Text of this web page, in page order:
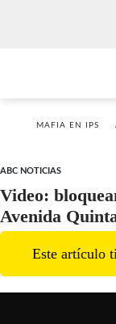
MAFIA EN IPS
ABC NOTICIAS
Video:
Avenida
Este artículo